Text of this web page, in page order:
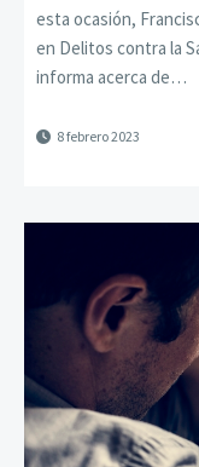
esta ocasión,
en Delitos contra la
informa acerca de…
8 febrero 2023